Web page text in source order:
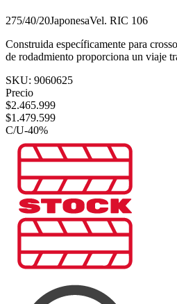
275/40/20JaponesaVel. RIC 106
Construida específicamente para
de rodadmiento proporciona un viaje
SKU: 9060625
Precio
$2.465.999
$1.479.599
C/U-40%